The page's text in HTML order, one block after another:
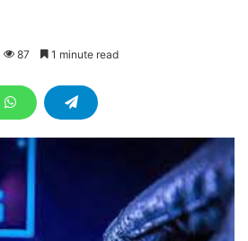
87 1 minute read